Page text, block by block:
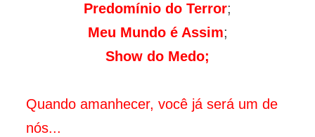
Predomínio do Terror;
Meu Mundo é Assim;
Show do Medo;
Quando amanhecer, você já será um de
nós...